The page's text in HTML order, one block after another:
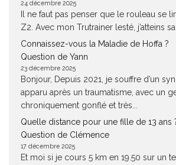
24 décembre 2025
Il ne faut pas penser que le rouleau se
Z2. Avec mon Trutrainer lesté, j’atteins
Connaissez-vous la Maladie de Hoffa ?
Question de Yann
23 décembre 2025
Bonjour, Depuis 2021, je souffre d’un
apparu après un traumatisme, avec un
chroniquement gonflé et très...
Quelle distance pour une fille de 13 ans
Question de Clémence
17 décembre 2025
Et moi si je cours 5 km en 19.50 sur un